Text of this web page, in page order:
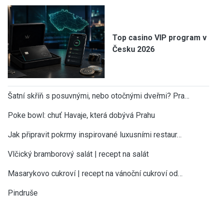
Top casino VIP program v
Česku 2026
Šatní skříň s posuvnými, nebo otočnými dveřmi? Pra…
Poke bowl: chuť Havaje, která dobývá Prahu
Jak připravit pokrmy inspirované luxusními restaur…
Vlčický bramborový salát | recept na salát
Masarykovo cukroví | recept na vánoční cukroví od…
Pindruše